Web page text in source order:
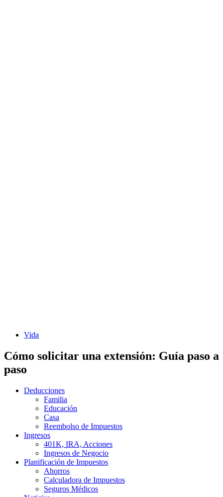
Vida
Cómo solicitar una extensión: Guía paso a
paso
Deducciones
Familia
Educación
Casa
Reembolso de Impuestos
Ingresos
401K, IRA, Acciones
Ingresos de Negocio
Planificación de Impuestos
Ahorros
Calculadora de Impuestos
Seguros Médicos